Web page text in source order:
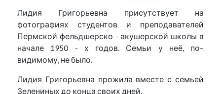
Лидия Григорьевна присутствует на
фотографиях студентов и преподавателей
Пермской фельдшерско - акушерской школы в
начале 1950 - х годов. Семьи у неё, по–
видимому, не было.
Лидия Григорьевна прожила вместе с семьей
Зелениных до конца своих дней.